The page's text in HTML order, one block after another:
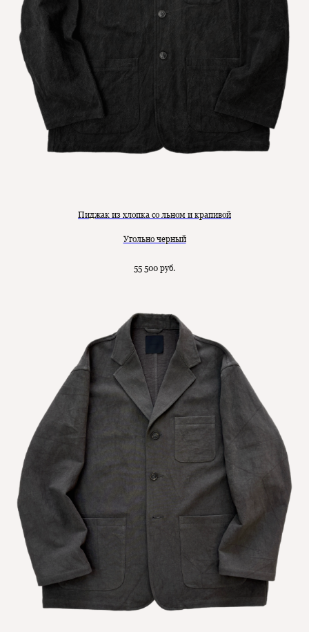
Пиджак из хлопка со льном и крапивой
Угольно черный
55 500 руб.